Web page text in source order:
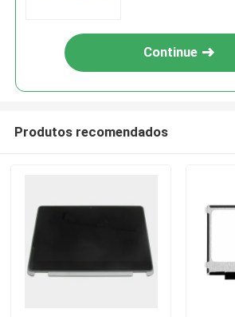
Continue
Produtos recomendados